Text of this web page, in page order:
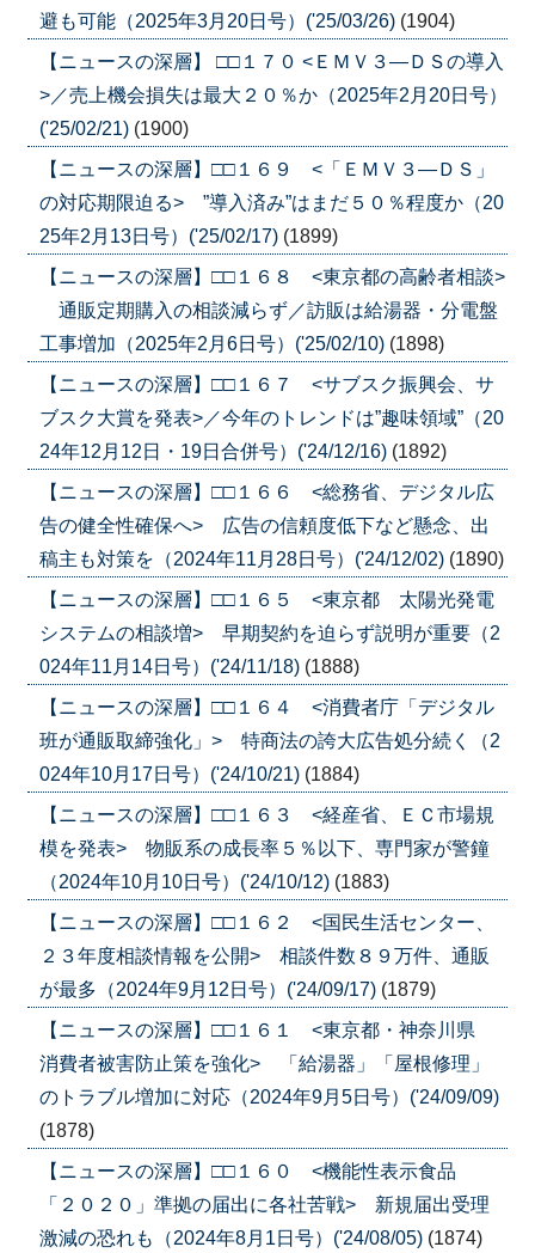
避も可能（2025年3月20日号）('25/03/26) (1904)
【ニュースの深層】 □□１７０ <ＥＭＶ３―ＤＳの導入
>／売上機会損失は最大２０％か（2025年2月20日号）
('25/02/21) (1900)
【ニュースの深層】□□１６９ <「ＥＭＶ３―ＤＳ」
の対応期限迫る> ”導入済み”はまだ５０％程度か（20
25年2月13日号）('25/02/17) (1899)
【ニュースの深層】□□１６８ <東京都の高齢者相談>
通販定期購入の相談減らず／訪販は給湯器・分電盤
工事増加（2025年2月6日号）('25/02/10) (1898)
【ニュースの深層】□□１６７ <サブスク振興会、サ
ブスク大賞を発表>／今年のトレンドは”趣味領域”（20
24年12月12日・19日合併号）('24/12/16) (1892)
【ニュースの深層】□□１６６ <総務省、デジタル広
告の健全性確保へ> 広告の信頼度低下など懸念、出
稿主も対策を（2024年11月28日号）('24/12/02) (1890)
【ニュースの深層】□□１６５ <東京都 太陽光発電
システムの相談増> 早期契約を迫らず説明が重要（2
024年11月14日号）('24/11/18) (1888)
【ニュースの深層】□□１６４ <消費者庁「デジタル
班が通販取締強化」> 特商法の誇大広告処分続く（2
024年10月17日号）('24/10/21) (1884)
【ニュースの深層】□□１６３ <経産省、ＥＣ市場規
模を発表> 物販系の成長率５％以下、専門家が警鐘
（2024年10月10日号）('24/10/12) (1883)
【ニュースの深層】□□１６２ <国民生活センター、
２３年度相談情報を公開> 相談件数８９万件、通販
が最多（2024年9月12日号）('24/09/17) (1879)
【ニュースの深層】□□１６１ <東京都・神奈川県
消費者被害防止策を強化> 「給湯器」「屋根修理」
のトラブル増加に対応（2024年9月5日号）('24/09/09)
(1878)
【ニュースの深層】□□１６０ <機能性表示食品
「２０２０」準拠の届出に各社苦戦> 新規届出受理
激減の恐れも（2024年8月1日号）('24/08/05) (1874)